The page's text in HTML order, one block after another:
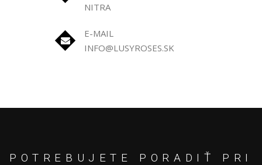
NITRA
E-MAIL
INFO@LUSYROSES.SK
POTREBUJETE PORADIŤ PRI